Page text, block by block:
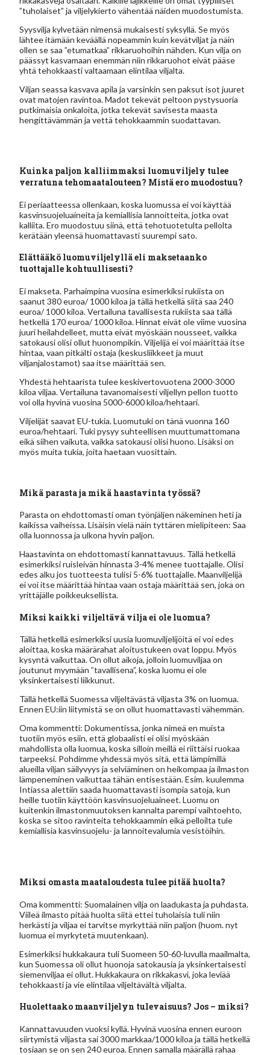
”tuholaiset” ja viljelykierto vähentää näiden muodostumista.
Syysvilja kylvetään nimensä mukaisesti syksyllä. Se myös
lähtee itämään keväällä nopeammin kuin kevätviljat ja näin
ollen se saa ”etumatkaa” rikkaruohoihin nähden. Kun vilja on
päässyt kasvamaan enemmän niin rikkaruohot eivät pääse
yhtä tehokkaasti valtaamaan elintilaa viljalta.
Viljan seassa kasvava apila ja varsinkin sen paksut isot juuret
ovat matojen ravintoa. Madot tekevät peltoon pystysuoria
putkimaisia onkaloita, jotka tekevät savisesta maasta
hengittävämmän ja vettä tehokkaammin suodattavan.
Kuinka paljon kalliimmaksi luomuviljely tulee
verratuna tehomaatalouteen? Mistä ero muodostuu?
Ei periaatteessa ollenkaan, koska luomussa ei voi käyttää
kasvinsuojeluaineita ja kemiallisia lannoitteita, jotka ovat
kalliita. Ero muodostuu siinä, että tehotuotetulta pellolta
kerätään yleensä huomattavasti suurempi sato.
Elättääkö luomuviljelyllä eli maksetaanko
tuottajalle kohtuullisesti?
Ei makseta. Parhaimpina vuosina esimerkiksi rukiista on
saanut 380 euroa/ 1000 kiloa ja tällä hetkellä siitä saa 240
euroa/ 1000 kiloa. Vertailuna tavallisesta rukiista saa tällä
hetkellä 170 euroa/ 1000 kiloa. Hinnat eivät ole viime vuosina
juuri heilahdelleet, mutta eivät myöskään nousseet, vaikka
satokausi olisi ollut huonompikin. Viljelijä ei voi määrittää itse
hintaa, vaan pitkälti ostaja (keskusliikkeet ja muut
viljanjalostamot) saa itse määrittää sen.
Yhdestä hehtaarista tulee keskivertovuotena 2000-3000
kiloa viljaa. Vertailuna tavanomaisesti viljellyn pellon tuotto
voi olla hyvinä vuosina 5000-6000 kiloa/hehtaari.
Viljelijät saavat EU-tukia. Luomutuki on tänä vuonna 160
euroa/hehtaari. Tuki pysyy suhteellisen muuttumattomana
eikä siihen vaikuta, vaikka satokausi olisi huono. Lisäksi on
myös muita tukia, joita haetaan vuosittain.
Mikä parasta ja mikä haastavinta työssä?
Parasta on ehdottomasti oman työnjäljen näkeminen heti ja
kaikissa vaiheissa. Lisäisin vielä näin tyttären mielipiteen: Saa
olla luonnossa ja ulkona hyvin paljon.
Haastavinta on ehdottomasti kannattavuus. Tällä hetkellä
esimerkiksi ruisleivän hinnasta 3-4% menee tuottajalle. Olisi
edes alku jos tuotteesta tulisi 5-6% tuottajalle. Maanviljelijä
ei voi itse määrittää hintaa vaan ostaja määrittää sen, joka on
yrittäjälle poikkeuksellista.
Miksi kaikki viljeltävä vilja ei ole luomua?
Tällä hetkellä esimerkiksi uusia luomuviljelijöitä ei voi edes
aloittaa, koska määrärahat aloitustukeen ovat loppu. Myös
kysyntä vaikuttaa. On ollut aikoja, jolloin luomuviljaa on
joutunut myymään ”tavallisena”, koska luomu ei ole
yksinkertaisesti liikkunut.
Tällä hetkellä Suomessa viljeltävästä viljasta 3% on luomua.
Ennen EU:iin liitymistä se on ollut huomattavasti vähemmän.
Oma kommentti: Dokumentissa, jonka nimeä en muista
tuotiin myös esiin, että globaalisti ei olisi myöskään
mahdollista olla luomua, koska silloin meillä ei riittäisi ruokaa
tarpeeksi. Pohdimme yhdessä myös sitä, että lämpimillä
alueilla viljan säilyvyys ja selviäminen on heikompaa ja ilmaston
lämpeneminen vaikuttaa tähän entisestään. Esim. kuulemma
Intiassa alettiin saada huomattavasti isompia satoja, kun
heille tuotiin käyttöön kasvinsuojeluaineet. Luomu on
kuitenkin ilmastonmuutoksen kannalta parempi vaihtoehto,
koska se sitoo ravinteita tehokkaammin eikä pelloilta tule
kemiallisia kasvinsuojelu- ja lannoitevalumia vesistöihin.
Miksi omasta maataloudesta tulee pitää huolta?
Oma kommentti: Suomalainen vilja on laadukasta ja puhdasta.
Viileä ilmasto pitää huolta siitä ettei tuholaisia tuli niin
herkästi ja viljaa ei tarvitse myrkyttää niin paljon (huom. nyt
luomua ei myrkytetä muutenkaan).
Esimerkiksi hukkakaura tuli Suomeen 50-60-luvulla maailmalta,
kun Suomessa oli ollut huonoja satokausia ja yksinkertaisesti
siemenviljaa ei ollut. Hukkakaura on rikkakasvi, joka leviää
tehokkaasti ja vie elintilaa viljeltävältä viljalta.
Huolettaako maanviljelyn tulevaisuus? Jos – miksi?
Kannattavuuden vuoksi kyllä. Hyvinä vuosina ennen euroon
siirtymistä viljasta sai 3000 markkaa/1000 kiloa ja tällä hetkellä
tosiaan se on sen 240 euroa. Ennen samalla määrällä rahaa